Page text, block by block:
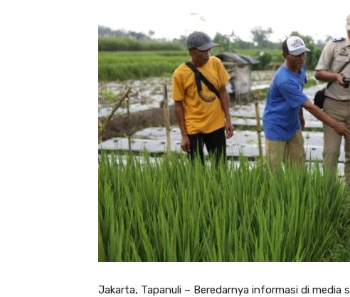
Jakarta, Tapanuli – Beredarnya informasi di